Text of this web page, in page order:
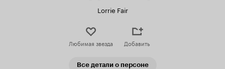
Lorrie Fair
Любимая звезда Добавить
Все детали о персоне